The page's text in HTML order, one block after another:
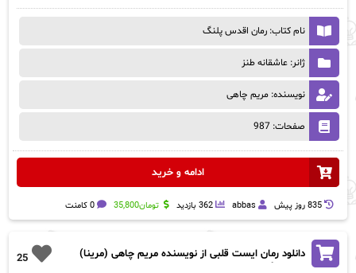
نام کتاب: رمان اقدس پلنگ
ژانر: عاشقانه طنز
نویسنده: مریم چاهی
صفحات: 987
ادامه و خرید
835 روز پيش abbas 362 بازدید تومان35,800 0 کامنت
25
دانلود رمان ایست قلبی از نویسنده مریم چاهی (مرینا)